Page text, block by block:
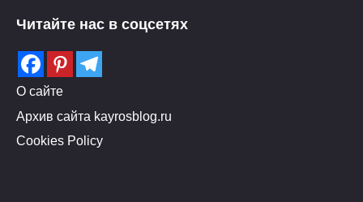
Читайте нас в соцсетях
О сайте
Архив сайта kayrosblog.ru
Cookies Policy